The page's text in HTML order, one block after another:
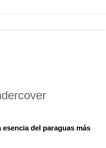
del paraguas más